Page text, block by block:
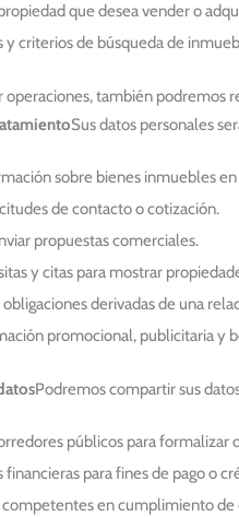
que desea vender o
y criterios de búsqueda de
operaciones, también podremos
Sus datos personales
sobre bienes inmuebles
de contacto o cotización.
propuestas comerciales.
y citas para mostrar
derivadas de una
promocional, publicitaria y
Podremos compartir sus
públicos para formalizar
financieras para fines de pago o
en cumplimiento de